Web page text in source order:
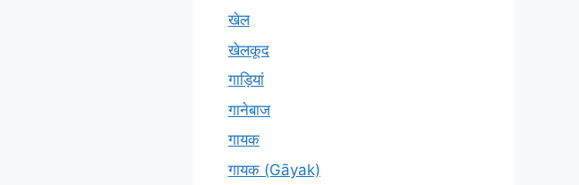
खेल
खेलकूद
गाड़ियां
गानेबाज
गायक
गायक (Gāyak)